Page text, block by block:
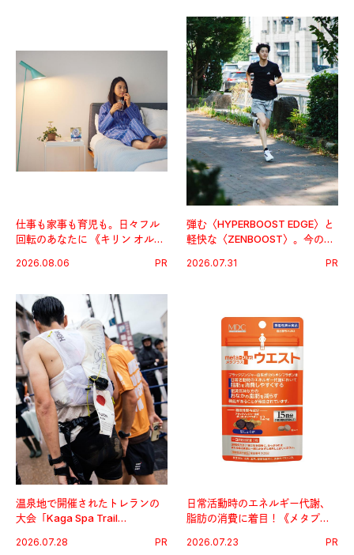
仕事も家事も育児も。日々フル
回転のあなたに 《キリン オルニ
2026.08.06 PR
弾む〈HYPERBOOST EDGE〉と
軽快な〈ZENBOOST〉。今の時
出した新機軸。
2026.07.31 PR
温泉地で開催されたトレランの
大会「Kaga Spa Trail
戦を夢見るランナーたちの奮闘
2026.07.28 PR
日常活動時のエネルギー代謝、
脂肪の消費に着目！《メタプラ
習慣。
2026.07.23 PR